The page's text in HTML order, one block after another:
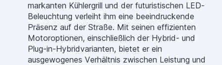
markanten Kühlergrill und der futuristischen LED-
Beleuchtung verleiht ihm eine beeindruckende
Präsenz auf der Straße. Mit seinen effizienten
Motoroptionen, einschließlich der Hybrid- und
Plug-in-Hybridvarianten, bietet er ein
ausgewogenes Verhältnis zwischen Leistung und